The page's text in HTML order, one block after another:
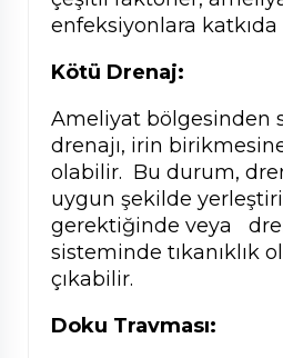
enfeksiyonlara
Kötü Drenaj:
Ameliyat bölgesinden
drenajı, irin
olabilir. Bu durum,
uygun şekilde
gerektiğinde veya
sisteminde tıkanıklık
çıkabilir.
Doku Travması: